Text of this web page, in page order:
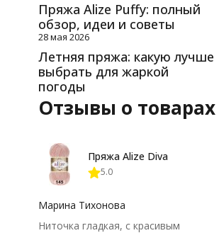
шерсть, лен
шерсть, полиамид
шерсть, полиэстер
шерсть, хлопок
шерсть, шелк
альпака, нейлон
Пряжа Alize Puffy: полный
обзор, идеи и советы
28 мая 2026
Летняя пряжа: какую лучше
выбрать для жаркой
погоды
Отзывы о товарах
Пряжа Alize Diva
5.0
Марина Тихонова
Ниточка гладкая, с красивым